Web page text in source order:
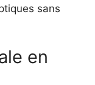
sans
en